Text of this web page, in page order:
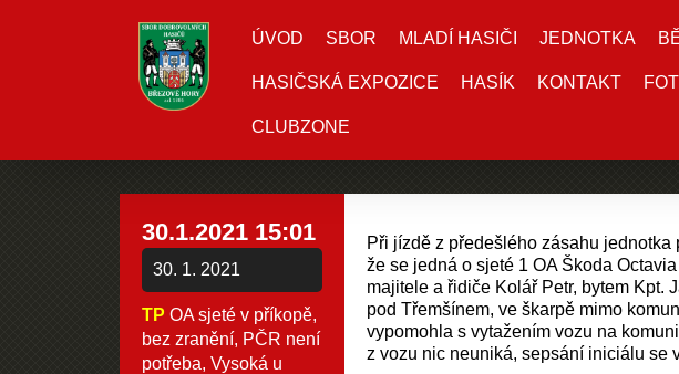
ÚVOD SBOR MLADÍ HASIČI JEDNOTKA
HASIČSKÁ EXPOZICE HASÍK KONTAKT
CLUBZONE
30.1.2021 15:01
30. 1. 2021
TP OA sjeté v příkopě,
bez zranění, PČR není
potřeba, Vysoká u
Při jízdě z předešlého zásahu jednotka
že se jedná o sjeté 1 OA Škoda
majitele a řidiče Kolář Petr, bytem Kpt.
pod Třemšínem, ve škarpě mimo
vypomohla s vytažením vozu na
z vozu nic neuniká, sepsání iniciálu se